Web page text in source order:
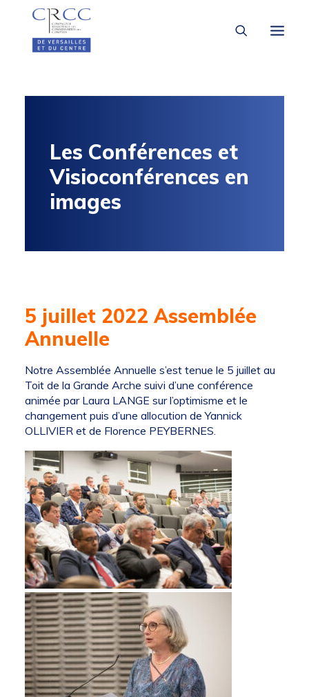
LA CRCC
VOUS ÊTES
Les Conférences et
Visioconférences en
images
5 juillet 2022 Assemblée
Annuelle
Notre Assemblée Annuelle s’est tenue le 5 juillet au
Toit de la Grande Arche suivi d’une conférence
animée par Laura LANGE sur l’optimisme et le
changement puis d’une allocution de Yannick
OLLIVIER et de Florence PEYBERNES.